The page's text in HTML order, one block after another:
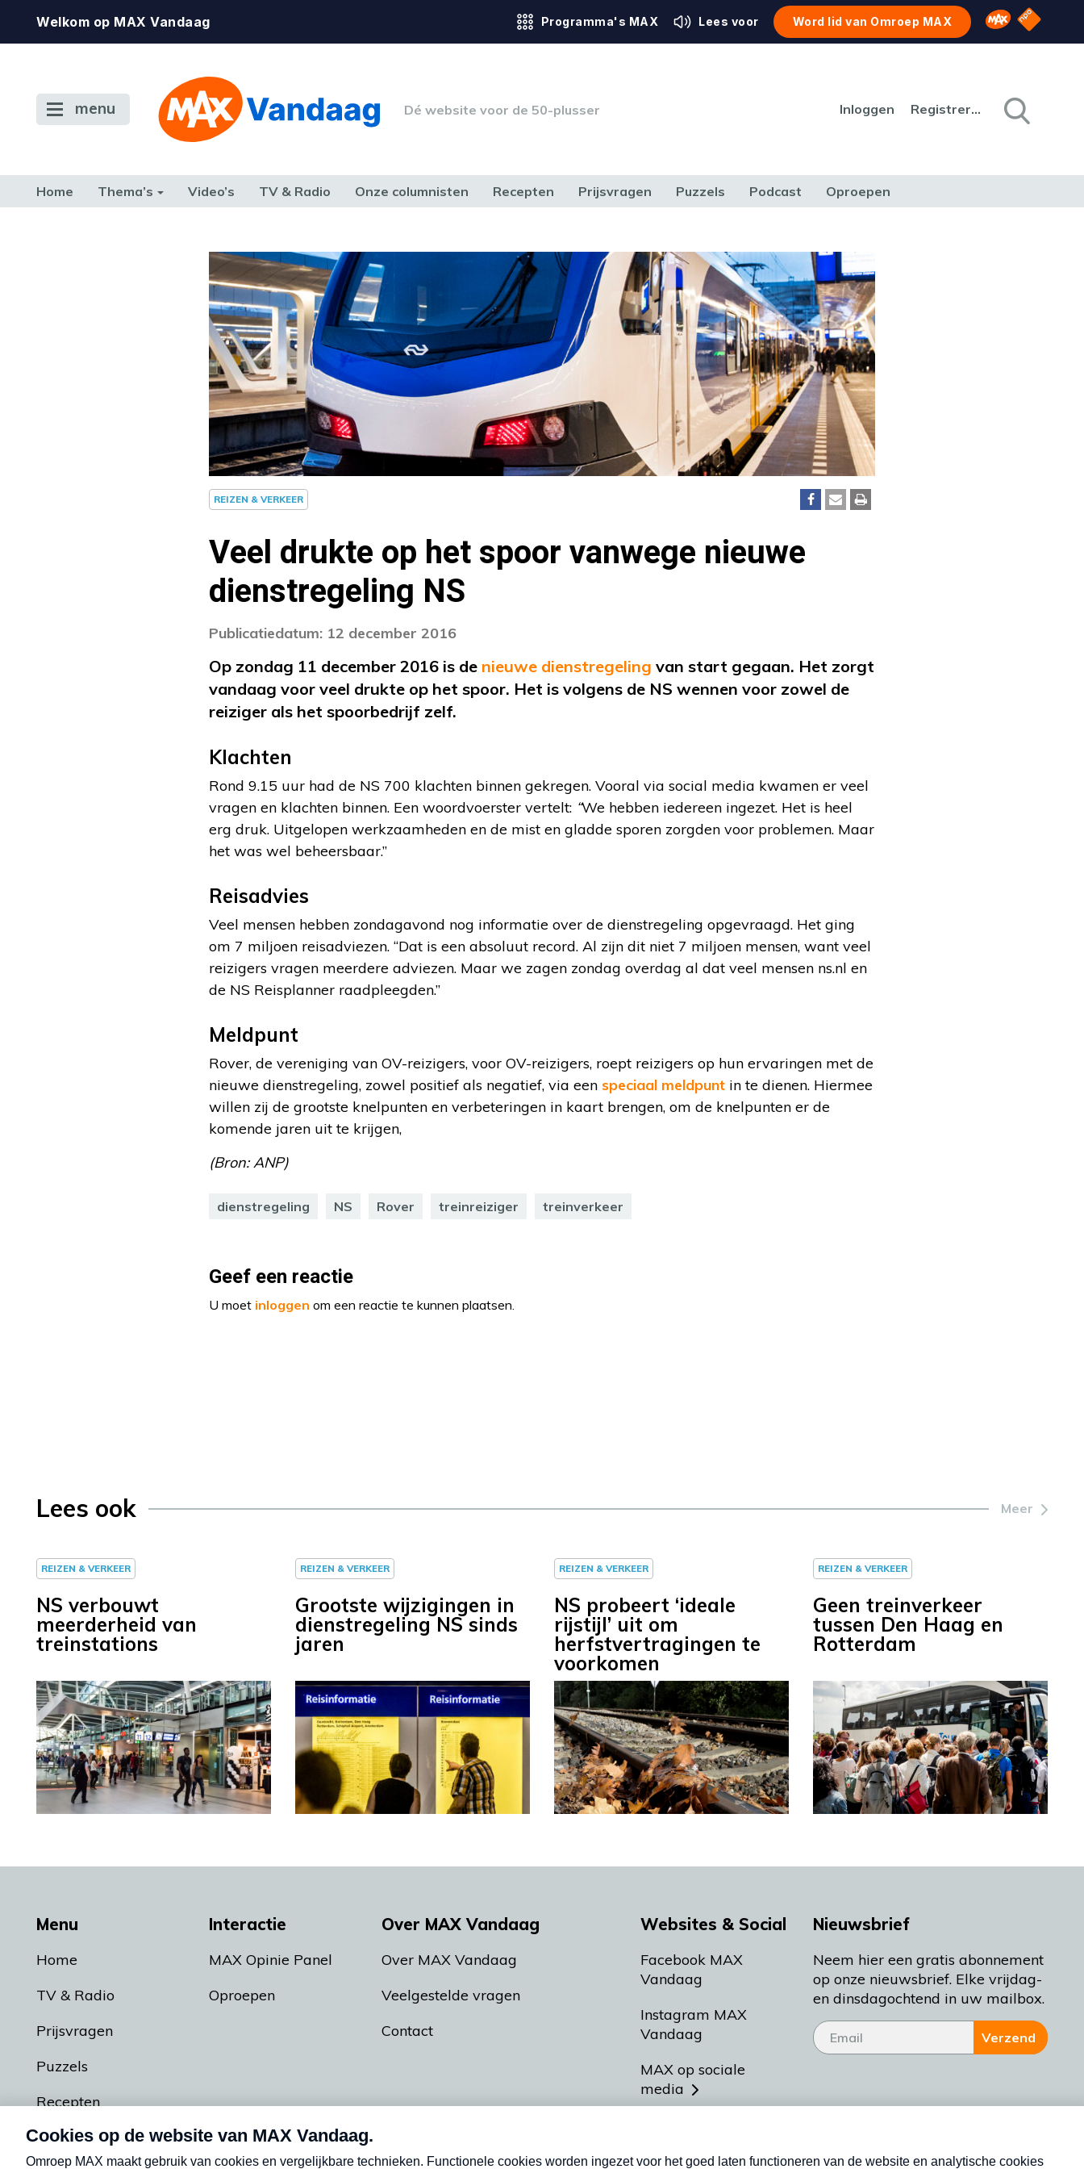
Welkom op MAX Vandaag Programma's MAX Lees voor Word lid van Omroep MAX Omroep MAX
NPO
menu Dé website voor de 50-plusser Inloggen Registreren
Home Thema’s Video’s TV & Radio Onze columnisten Recepten Prijsvragen Puzzels Podcast Oproepen
REIZEN & VERKEER
Veel drukte op het spoor vanwege nieuwe
dienstregeling NS
Publicatiedatum: 12 december 2016
Op zondag 11 december 2016 is de nieuwe dienstregeling van start gegaan. Het zorgt
vandaag voor veel drukte op het spoor. Het is volgens de NS wennen voor zowel de
reiziger als het spoorbedrijf zelf.
Klachten
Rond 9.15 uur had de NS 700 klachten binnen gekregen. Vooral via social media kwamen er veel
vragen en klachten binnen. Een woordvoerster vertelt: “We hebben iedereen ingezet. Het is heel
erg druk. Uitgelopen werkzaamheden en de mist en gladde sporen zorgden voor problemen. Maar
het was wel beheersbaar.”
Reisadvies
Veel mensen hebben zondagavond nog informatie over de dienstregeling opgevraagd. Het ging
om 7 miljoen reisadviezen. “Dat is een absoluut record. Al zijn dit niet 7 miljoen mensen, want veel
reizigers vragen meerdere adviezen. Maar we zagen zondag overdag al dat veel mensen ns.nl en
de NS Reisplanner raadpleegden.”
Meldpunt
Rover, de vereniging van OV-reizigers, voor OV-reizigers, roept reizigers op hun ervaringen met de
nieuwe dienstregeling, zowel positief als negatief, via een speciaal meldpunt in te dienen. Hiermee
willen zij de grootste knelpunten en verbeteringen in kaart brengen, om de knelpunten er de
komende jaren uit te krijgen,
(Bron: ANP)
dienstregeling NS Rover treinreiziger treinverkeer
Geef een reactie
U moet inloggen om een reactie te kunnen plaatsen.
Lees ook Meer
REIZEN & VERKEER
NS verbouwt
meerderheid van
treinstations
REIZEN & VERKEER
Grootste wijzigingen in
dienstregeling NS sinds
jaren
REIZEN & VERKEER
NS probeert ‘ideale
rijstijl’ uit om
herfstvertragingen te
voorkomen
REIZEN & VERKEER
Geen treinverkeer
tussen Den Haag en
Rotterdam
Menu
Home
TV & Radio
Prijsvragen
Puzzels
Recepten
Podcasts
Interactie
MAX Opinie Panel
Oproepen
Over MAX Vandaag
Over MAX Vandaag
Veelgestelde vragen
Contact
Websites & Social
Facebook MAX
Vandaag
Instagram MAX
Vandaag
MAX op sociale
media
Meldpunt Actueel
Nieuwsbrief
Neem hier een gratis abonnement
op onze nieuwsbrief. Elke vrijdag-
en dinsdagochtend in uw mailbox.
Verzend